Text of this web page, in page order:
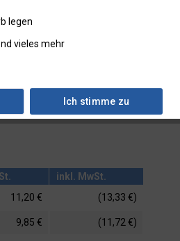
inkl. MwSt.
11,20 € (13,33 €)
9,85 € (11,72 €)
legen
vieles mehr
Ich stimme zu